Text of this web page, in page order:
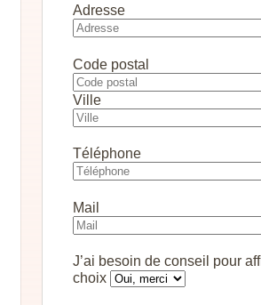
Adresse
Code postal
Ville
Téléphone
Mail
J’ai besoin de conseil pour
choix